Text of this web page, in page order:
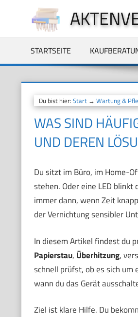
springen
STARTSEITE
Du bist hier: Start→ Wartung &
WAS SIND
UND DEREN
Du sitzt im Büro, im Home-
stehen. Oder eine LED
immer dann, wenn Zeit
der Vernichtung sensibler
In diesem Artikel findest du
Papierstau, Überhitzung,
schnell prüfst, ob es sich um
wann du das Gerät
Ziel ist klare Hilfe. Du